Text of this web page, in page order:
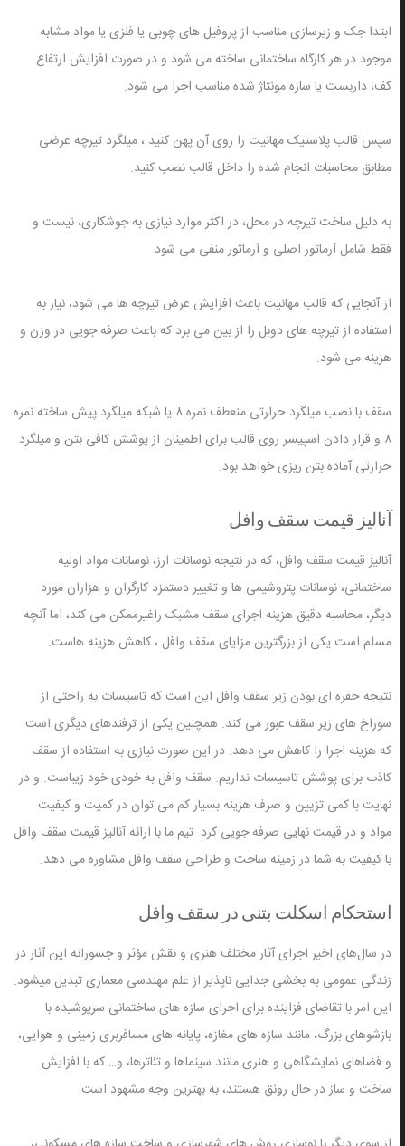
ابتدا جک و زیرسازی مناسب از پروفیل های چوبی یا فلزی یا مواد مشابه
موجود در هر کارگاه ساختمانی ساخته می شود و در صورت افزایش ارتفاع
کف، داربست یا سازه مونتاژ شده مناسب اجرا می شود.
سپس قالب پلاستیک مهانیت را روی آن پهن کنید ، میلگرد تیرچه عرضی
مطابق محاسبات انجام شده را داخل قالب نصب کنید.
به دلیل ساخت تیرچه در محل، در اکثر موارد نیازی به جوشکاری، نیست و
فقط شامل آرماتور اصلی و آرماتور منفی می شود.
از آنجایی که قالب مهانیت باعث افزایش عرض تیرچه ها می شود، نیاز به
استفاده از تیرچه های دوبل را از بین می برد که باعث صرفه جویی در وزن و
هزینه می شود.
سقف با نصب میلگرد حرارتی منعطف نمره ۸ یا شبکه میلگرد پیش ساخته نمره
۸ و قرار دادن اسپیسر روی قالب برای اطمینان از پوشش کافی بتن و میلگرد
حرارتی آماده بتن ریزی خواهد بود.
آنالیز قیمت سقف وافل
آنالیز قیمتسقف وافل، که در نتیجه نوسانات ارز، نوسانات مواد اولیه
ساختمانی، نوسانات پتروشیمی ها و تغییر دستمزد کارگران و هزاران مورد
دیگر، محاسبه دقیق هزینه اجرای سقف مشبک راغیرممکن می کند، اما آنچه
مسلم است یکی از بزرگترین مزایای سقف وافل ، کاهش هزینه هاست.
نتیجه حفره ای بودن زیر سقف وافل این است که تاسیسات به راحتی از
سوراخ های زیر سقف عبور می کند. همچنین یکی از ترفندهای دیگری است
که هزینه اجرا را کاهش می دهد. در این صورت نیازی به استفاده از سقف
کاذب برای پوشش تاسیسات نداریم. سقف وافل به خودی خود زیباست. و در
نهایت با کمی تزیین و صرف هزینه بسیار کم می توان در کمیت و کیفیت
مواد و در قیمت نهایی صرفه جویی کرد. تیم ما با ارائه آنالیز قیمت سقف وافل
با کیفیت به شما در زمینه ساخت و طراحی سقف وافل مشاوره می دهد.
استحکام اسکلت بتنی در سقف وافل
در سال‌های اخیر اجرای آثار مختلف هنری و نقش مؤثر و جسورانه این آثار در
زندگی عمومی به بخشی جدایی ناپذیر از علم مهندسی معماری تبدیل میشود.
این امر با تقاضای فزاینده برای اجرای سازه های ساختمانی سرپوشیده با
بازشوهای بزرگ، مانند سازه های مغازه، پایانه های مسافربری زمینی و هوایی،
و فضاهای نمایشگاهی و هنری مانند سینماها و تئاترها، و… که با افزایش
ساخت و ساز در حال رونق هستند، به بهترین وجه مشهود است.